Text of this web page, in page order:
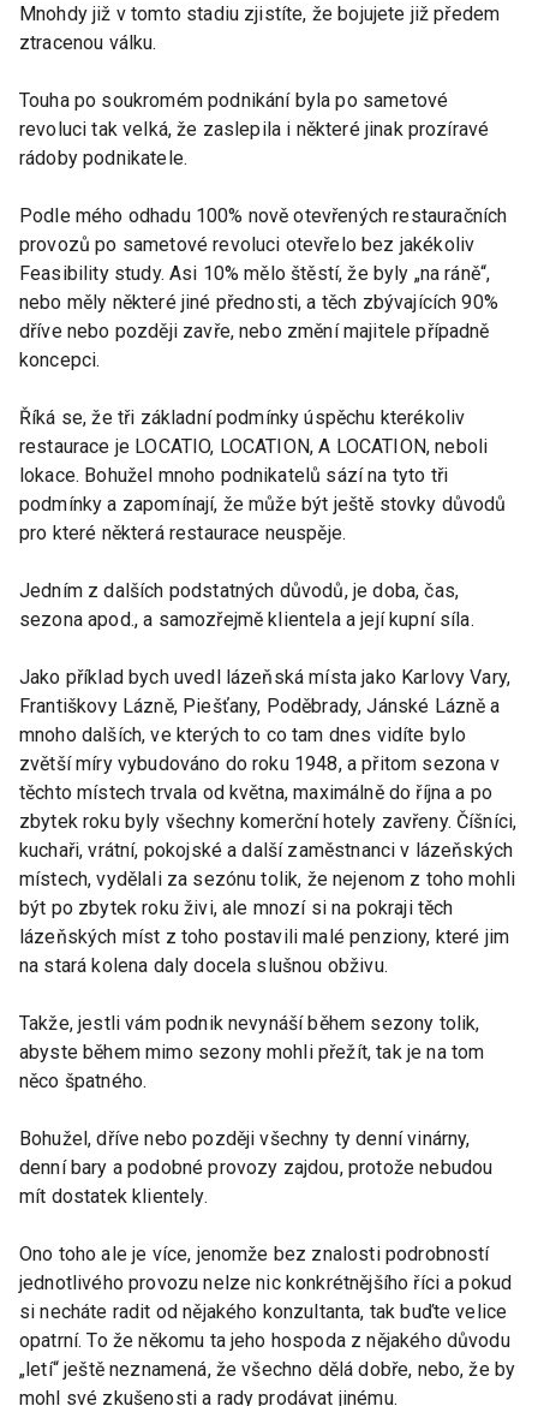
Mnohdy již v tomto stadiu zjistíte, že bojujete již předem
ztracenou válku.
Touha po soukromém podnikání byla po sametové
revoluci tak velká, že zaslepila i některé jinak prozíravé
rádoby podnikatele.
Podle mého odhadu 100% nově otevřených restauračních
provozů po sametové revoluci otevřelo bez jakékoliv
Feasibility study. Asi 10% mělo štěstí, že byly „na ráně“,
nebo měly některé jiné přednosti, a těch zbývajících 90%
dříve nebo později zavře, nebo změní majitele případně
koncepci.
Říká se, že tři základní podmínky úspěchu kterékoliv
restaurace je LOCATIO, LOCATION, A LOCATION, neboli
lokace. Bohužel mnoho podnikatelů sází na tyto tři
podmínky a zapomínají, že může být ještě stovky důvodů
pro které některá restaurace neuspěje.
Jedním z dalších podstatných důvodů, je doba, čas,
sezona apod., a samozřejmě klientela a její kupní síla.
Jako příklad bych uvedl lázeňská místa jako Karlovy Vary,
Františkovy Lázně, Piešťany, Poděbrady, Jánské Lázně a
mnoho dalších, ve kterých to co tam dnes vidíte bylo
zvětší míry vybudováno do roku 1948, a přitom sezona v
těchto místech trvala od května, maximálně do října a po
zbytek roku byly všechny komerční hotely zavřeny. Číšníci,
kuchaři, vrátní, pokojské a další zaměstnanci v lázeňských
místech, vydělali za sezónu tolik, že nejenom z toho mohli
být po zbytek roku živi, ale mnozí si na pokraji těch
lázeňských míst z toho postavili malé penziony, které jim
na stará kolena daly docela slušnou obživu.
Takže, jestli vám podnik nevynáší během sezony tolik,
abyste během mimo sezony mohli přežít, tak je na tom
něco špatného.
Bohužel, dříve nebo později všechny ty denní vinárny,
denní bary a podobné provozy zajdou, protože nebudou
mít dostatek klientely.
Ono toho ale je více, jenomže bez znalosti podrobností
jednotlivého provozu nelze nic konkrétnějšího říci a pokud
si necháte radit od nějakého konzultanta, tak buďte velice
opatrní. To že někomu ta jeho hospoda z nějakého důvodu
„letí“ ještě neznamená, že všechno dělá dobře, nebo, že by
mohl své zkušenosti a rady prodávat jinému.